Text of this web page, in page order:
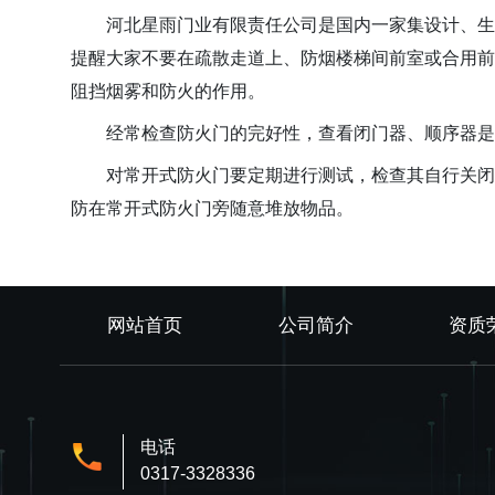
河北星雨门业有限责任公司是国内一家集设计、
提醒大家不要在疏散走道上、防烟楼梯间前室或合用
阻挡烟雾和防火的作用。
经常检查防火门的完好性，查看闭门器、顺序器
对常开式防火门要定期进行测试，检查其自行关
防在常开式防火门旁随意堆放物品。
网站首页 公司简介 资质
电话
0317-3328336